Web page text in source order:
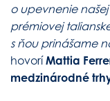
o upevnenie
prémiovej
s ňou prinášame
hovoríMattia
medzinárodné